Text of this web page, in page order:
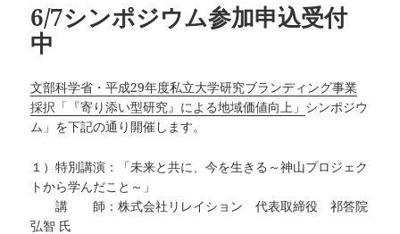
6/7シンポジウム参加申込受付
中
文部科学省・平成29年度私立大学研究ブランディング事業
採択「『寄り添い型研究』による地域価値向上」 シンポジウ
ム」を下記の通り開催します。
１）特別講演：「未来と共に、今を生きる～神山プロジェク
トから学んだこと～」
講 師：株式会社リレイション 代表取締役 祁答院
弘智 氏